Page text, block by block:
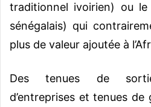
traditionnel ivoirien) ou
sénégalais) qui
plus de valeur ajoutée à
Des tenues de
d’entreprises et tenues de